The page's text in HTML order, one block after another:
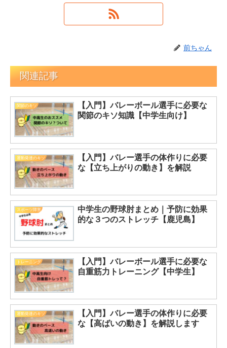
前ちゃん
関連記事
関節のキソ
【入門】バレーボール選手に必要な
関節のキソ知識【中学生向け】
運動発達のキソ
【入門】バレー選手の体作りに必要
な【立ち上がりの動き】を解説
スポーツ障害
中学生の野球肘まとめ｜予防に効果
的な３つのストレッチ【鹿児島】
トレーニング
【入門】バレーボール選手に必要な
自重筋力トレーニング【中学生】
運動発達のキソ
【入門】バレー選手の体作りに必要
な【高ばいの動き】を解説します